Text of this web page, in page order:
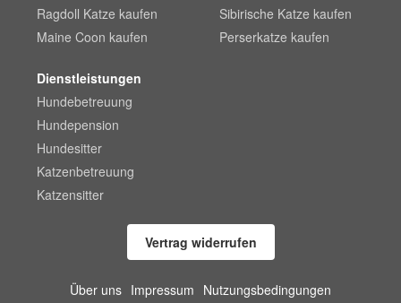
Ragdoll Katze kaufen
Maine Coon kaufen
Sibirische Katze kaufen
Perserkatze kaufen
Dienstleistungen
Hundebetreuung
Hundepension
Hundesitter
Katzenbetreuung
Katzensitter
Vertrag widerrufen
Über uns Impressum Nutzungsbedingungen